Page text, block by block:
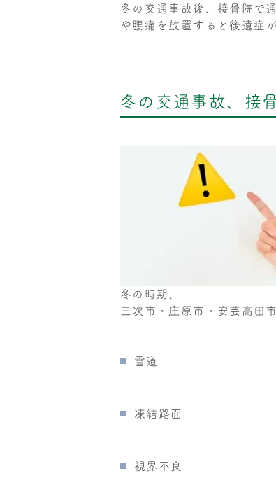
冬の交通事故後、接骨院で
や腰痛を放置すると後遺症
冬の交通事故、接
冬の時期、
三次市・庄原市・安芸高田
雪道
凍結路面
視界不良